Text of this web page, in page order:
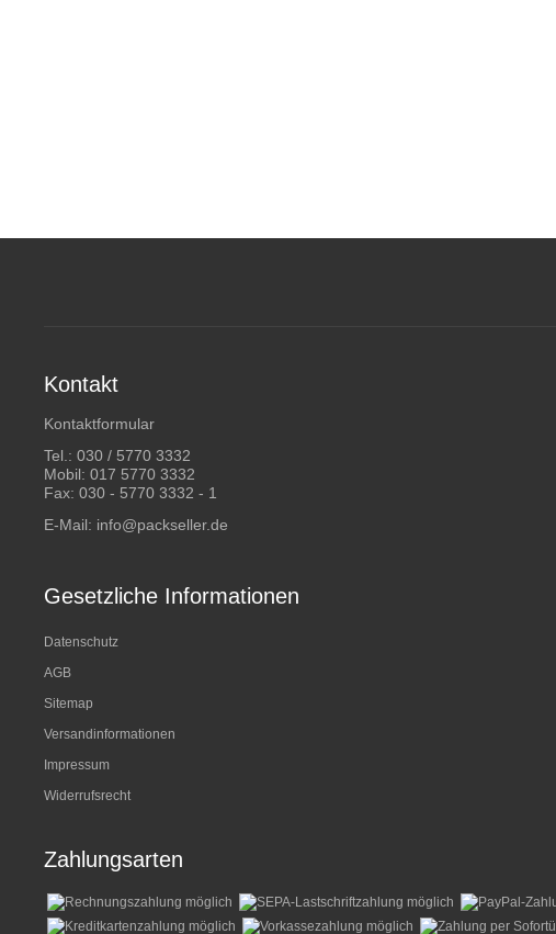
Kontakt
Kontaktformular
Tel.: 030 / 5770 3332
Mobil: 017 5770 3332
Fax: 030 - 5770 3332 - 1
E-Mail: info@packseller.de
Gesetzliche Informationen
Datenschutz
AGB
Sitemap
Versandinformationen
Impressum
Widerrufsrecht
Zahlungsarten